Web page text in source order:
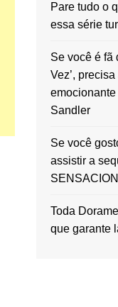
Pare tudo o
essa série
Se você é fã
Vez’,
Sandler
Se você
assistir a
Toda
que garante